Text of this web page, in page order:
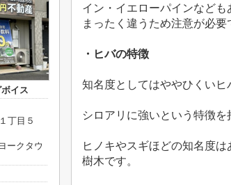
イン・イエローパインなど
まったく違うため注意が必要
・ヒバの特徴
知名度としてはややひくいヒ
シロアリに強いという特徴を
ヒノキやスギほどの知名度
樹木です。
イス
丁目５
ークタウ